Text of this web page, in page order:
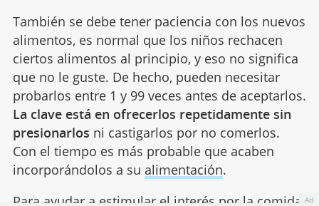
También se debe tener paciencia con los nuevos
alimentos, es normal que los niños rechacen
ciertos alimentos al principio, y eso no significa
que no le guste. De hecho, pueden necesitar
probarlos entre 1 y 99 veces antes de aceptarlos.
La clave está en ofrecerlos repetidamente sin
presionarlos ni castigarlos por no comerlos.
Con el tiempo es más probable que acaben
incorporándolos a su alimentación.
Para ayudar a estimular el interés por la comida, Ad